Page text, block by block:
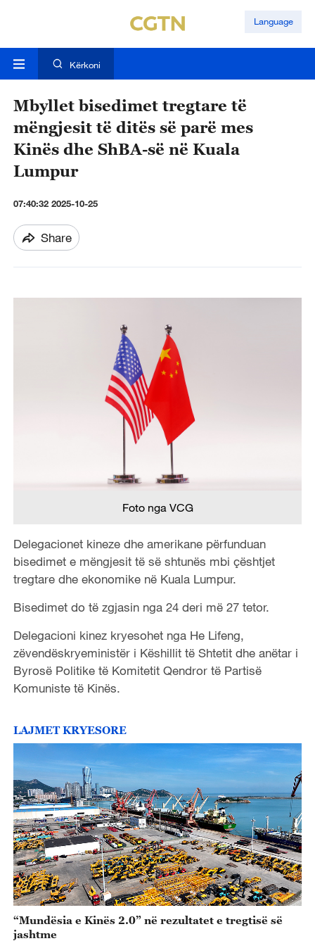
Language
Kërkoni
Mbyllet bisedimet tregtare të
mëngjesit të ditës së parë mes
Kinës dhe ShBA-së në Kuala
Lumpur
07:40:32 2025-10-25
Share
Foto nga VCG
Delegacionet kineze dhe amerikane përfunduan
bisedimet e mëngjesit të së shtunës mbi çështjet
tregtare dhe ekonomike në Kuala Lumpur.
Bisedimet do të zgjasin nga 24 deri më 27 tetor.
Delegacioni kinez kryesohet nga He Lifeng,
zëvendëskryeministër i Këshillit të Shtetit dhe anëtar i
Byrosë Politike të Komitetit Qendror të Partisë
Komuniste të Kinës.
LAJMET KRYESORE
“Mundësia e Kinës 2.0” në rezultatet e tregtisë së
jashtme